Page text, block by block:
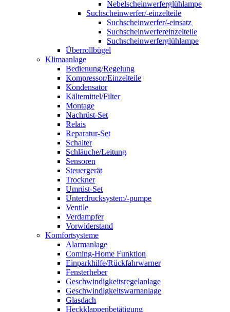
Nebelscheinwerferglühlampe
Suchscheinwerfer/-einzelteile
Suchscheinwerfer/-einsatz
Suchscheinwerfereinzelteile
Suchscheinwerferglühlampe
Überrollbügel
Klimaanlage
Bedienung/Regelung
Kompressor/Einzelteile
Kondensator
Kältemittel/Filter
Montage
Nachrüst-Set
Relais
Reparatur-Set
Schalter
Schläuche/Leitung
Sensoren
Steuergerät
Trockner
Umrüst-Set
Unterdrucksystem/-pumpe
Ventile
Verdampfer
Vorwiderstand
Komfortsysteme
Alarmanlage
Coming-Home Funktion
Einparkhilfe/Rückfahrwarner
Fensterheber
Geschwindigkeitsregelanlage
Geschwindigkeitswarnanlage
Glasdach
Heckklappenbetätigung